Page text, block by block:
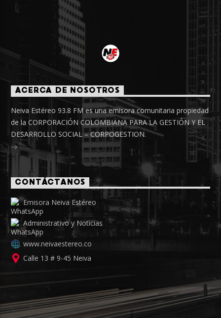
ACERCA DE NOSOTROS
Neiva Estéreo 93.8 FM es una emisora comunitaria propiedad
de la CORPORACIÓN COLOMBIANA PARA LA GESTIÓN Y EL
DESARROLLO SOCIAL – CORPOGESTION.
CONTÁCTANOS
Emisora Neiva Estéreo
Administrativo y Noticias
www.neivaestereo.co
Calle 13 # 9-45 Neiva